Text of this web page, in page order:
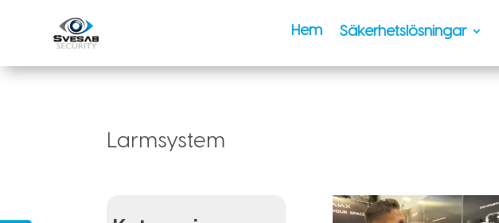
Hem Säkerhetslösningar
Larmsystem